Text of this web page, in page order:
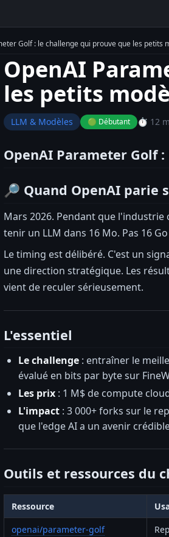
Golf : le challenge qui prouve que les petits
OpenAI
les petits
LLM & Modèles 🟢 Débutant ⏱️ 12
OpenAI Parameter Golf
🔎 Quand OpenAI parie
Mars 2026. Pendant que
tenir un LLM dans 16 Mo. Pas 16
Le timing est délibéré. C'est un
une direction stratégique. Les
vient de reculer sérieusement.
L'essentiel
Le challenge : entraîner le
évalué en bits par byte sur
Les prix : 1 M$ de compute
L'impact : 3 000+ forks sur le
que l'edge AI a un avenir
Outils et ressources du
Ressource
openai/parameter-golf